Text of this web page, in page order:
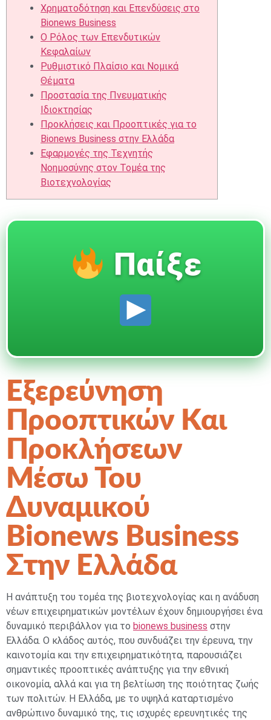
Χρηματοδότηση και Επενδύσεις στο
Bionews Business
Ο Ρόλος των Επενδυτικών
Κεφαλαίων
Ρυθμιστικό Πλαίσιο και Νομικά
Θέματα
Προστασία της Πνευματικής
Ιδιοκτησίας
Προκλήσεις και Προοπτικές για το
Bionews Business στην Ελλάδα
Εφαρμογές της Τεχνητής
Νοημοσύνης στον Τομέα της
Βιοτεχνολογίας
Παίξε
Εξερεύνηση
Προοπτικών Και
Προκλήσεων
Μέσω Του
Δυναμικού
Bionews Business
Στην Ελλάδα
Η ανάπτυξη του τομέα της βιοτεχνολογίας και η ανάδυση
νέων επιχειρηματικών μοντέλων έχουν δημιουργήσει ένα
δυναμικό περιβάλλον για το bionews business στην
Ελλάδα. Ο κλάδος αυτός, που συνδυάζει την έρευνα, την
καινοτομία και την επιχειρηματικότητα, παρουσιάζει
σημαντικές προοπτικές ανάπτυξης για την εθνική
οικονομία, αλλά και για τη βελτίωση της ποιότητας ζωής
των πολιτών. Η Ελλάδα, με το υψηλά καταρτισμένο
ανθρώπινο δυναμικό της, τις ισχυρές ερευνητικές της